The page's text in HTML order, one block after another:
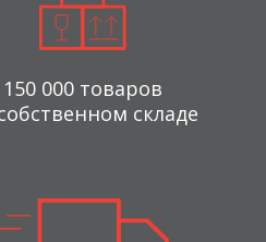
150 000 товаров
складе